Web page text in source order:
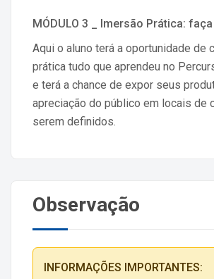
MÓDULO 3 _ Imersão Prática:
Aqui o aluno terá a oportunidade de
prática tudo que aprendeu no
e terá a chance de expor seus
apreciação do público em locais de
serem definidos.
Observação
INFORMAÇÕES IMPORTANTES: